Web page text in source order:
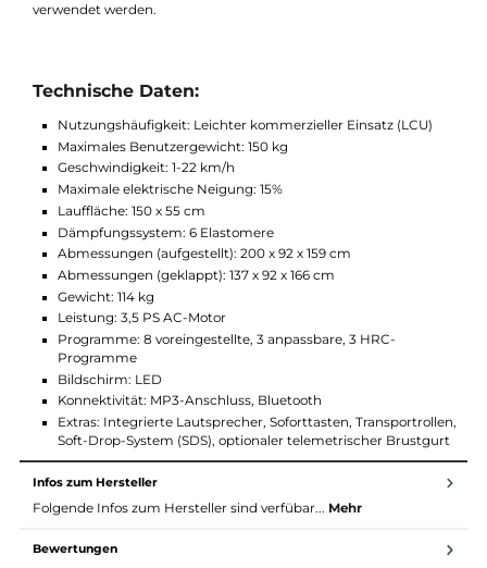
Das RS1000 bietet eine Auswahl an 8 voreingestellten
vorhanden, die den Benutzer bei der Optimierung seines
Trainings unterstützen.
Zusätzliche Funktionen:
Das Gerät ist mit einem LED-Display ausgestattet, das die
wichtigsten Trainingsdaten wie Entfernung, Zeit,
Geschwindigkeit, Steigung und Kalorienverbrauch anzeigt. Ein
optionaler telemetrischer Brustgurt kann zur Pulsmessung
verwendet werden.
Technische Daten:
Nutzungshäufigkeit: Leichter kommerzieller Einsatz (LCU)
Maximales Benutzergewicht: 150 kg
Geschwindigkeit: 1-22 km/h
Maximale elektrische Neigung: 15%
Dämpfungssystem: 6 Elastomere